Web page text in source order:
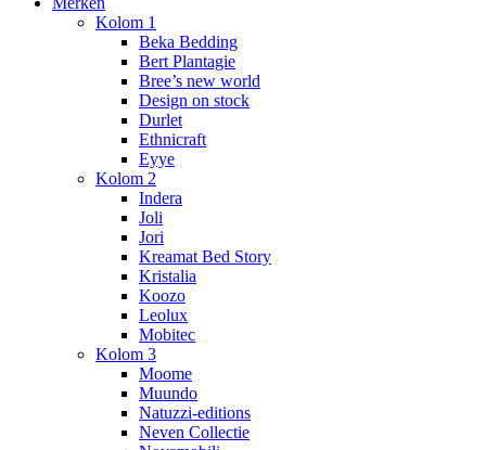
Kolom 1
Beka Bedding
Bert Plantagie
Bree’s new world
Design on stock
Durlet
Ethnicraft
Eyye
Kolom 2
Indera
Joli
Jori
Kreamat Bed Story
Kristalia
Koozo
Leolux
Mobitec
Kolom 3
Moome
Muundo
Natuzzi-editions
Neven Collectie